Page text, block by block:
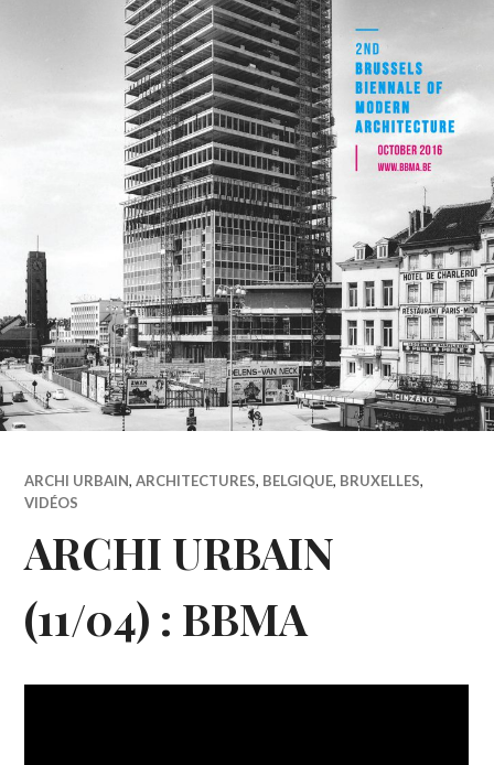
ARCHI URBAIN,ARCHITECTURES, BELGIQUE, BRUXELLES,
VIDÉOS
ARCHI URBAIN
(11/04) : BBMA